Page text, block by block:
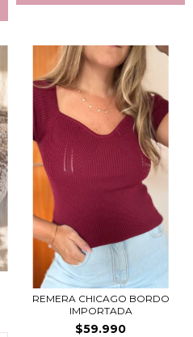
REMERA CHICAGO BORDO
IMPORTADA
$59.990